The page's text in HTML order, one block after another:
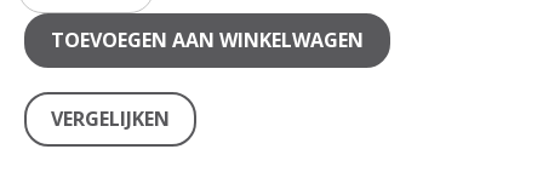
TOEVOEGEN AAN WINKELWAGEN
VERGELIJKEN